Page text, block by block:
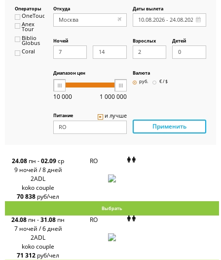
Операторы
OneTouch&Travel
Anex
Tour
Biblio
Globus
Coral
Alean
Sunmar
PlanTravel
FUN&SUN
ex TUI
Крымская
Волна
Russian
Интурист
Travelata
Откуда Даты вылета
Ночей Взрослых Детей
Диапазон цен
10 000 1 000 000
Валюта
руб.
€ / $
Питание и лучше
Применить
24.08 пн -02.09ср
9 ночей / 8 дней
RO
2ADL
koko couple
70 838 руб/чел
Выбрать
24.08 пн -31.08 пн
7 ночей / 6 дней
RO
2ADL
koko couple
71 312 руб/чел